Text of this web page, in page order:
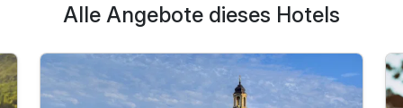
Alle Angebote dieses Hotels